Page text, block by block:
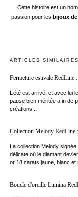
Cette histoire est un
passion pour les bijoux
ARTICLES SIMILAIRES
Fermeture estivale RedLine
L’été est arrivé, et avec lui
pause bien méritée afin de
créations...
Collection Melody RedLine
La collection Melody
délicate où le diamant
or 18 carats jaune, blanc et
Boucle d'oreille Lumina